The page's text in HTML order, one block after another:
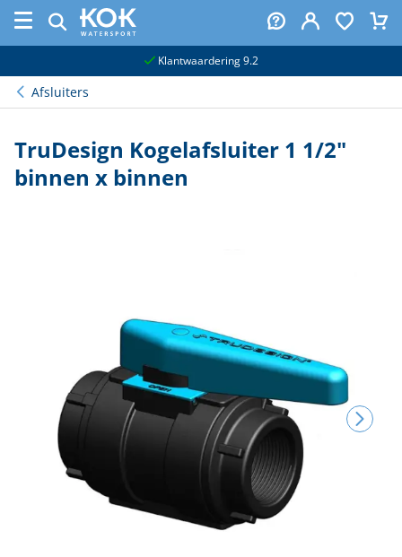
Klantwaardering 9.2
Afsluiters
TruDesign Kogelafsluiter 1 1/2"
binnen x binnen